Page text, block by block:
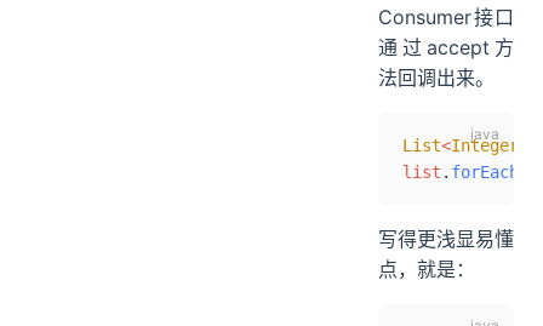
Consumer接口
通过accept方
法回调出来。
List<Integer
list . forEach
写得更浅显易懂
点，就是：